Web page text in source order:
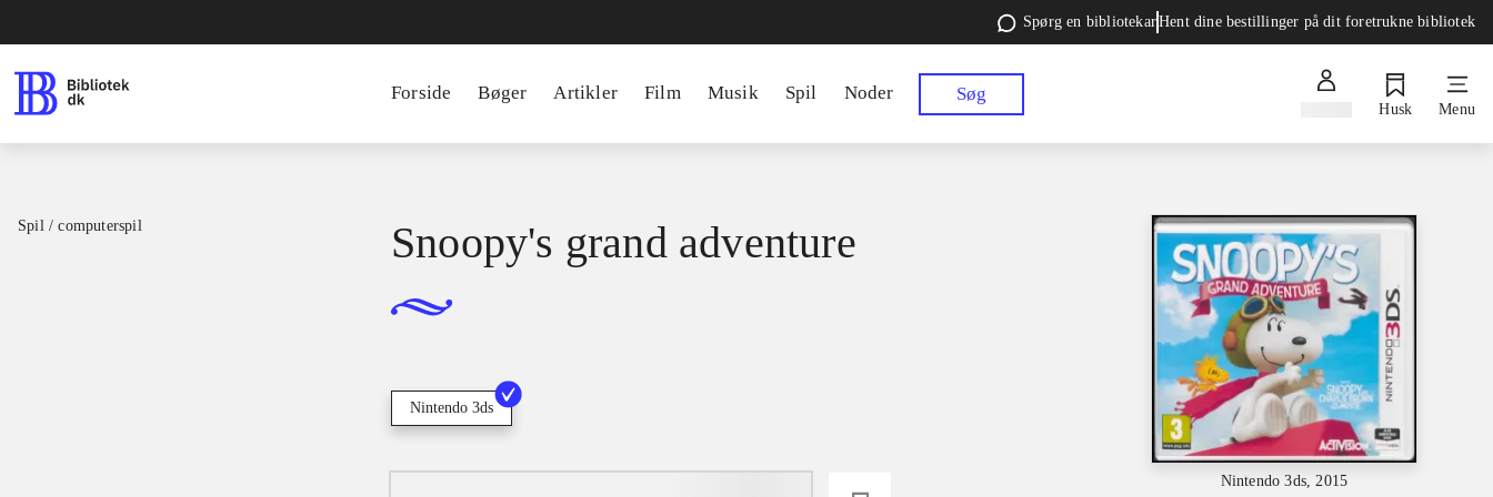
Spørg en bibliotekarHent dine bestillinger på dit foretrukne bibliotek
Forside Bøger Artikler Film Musik Spil Noder Søg
Husk Menu
Spil / computerspil
Nintendo 3ds, 2015
Snoopy's grand adventure
Nintendo 3ds